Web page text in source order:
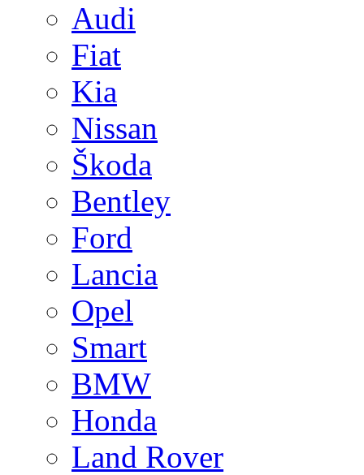
Audi
Fiat
Kia
Nissan
Škoda
Bentley
Ford
Lancia
Opel
Smart
BMW
Honda
Land Rover